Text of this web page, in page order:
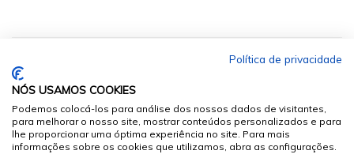
Política de privacidade
NÓS USAMOS COOKIES
Podemos colocá-los para análise dos nossos dados de visitantes,
para melhorar o nosso site, mostrar conteúdos personalizados e para
lhe proporcionar uma óptima experiência no site. Para mais
informações sobre os cookies que utilizamos, abra as configurações.